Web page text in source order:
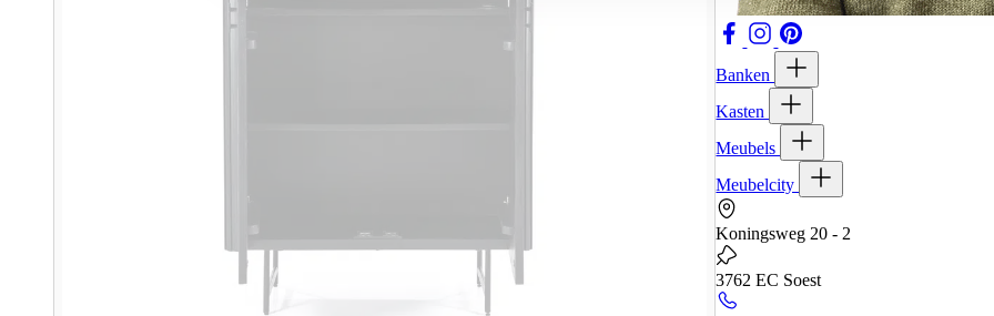
Banken
Kasten
Meubels
Meubelcity
Koningsweg 20 - 2
3762 EC Soest